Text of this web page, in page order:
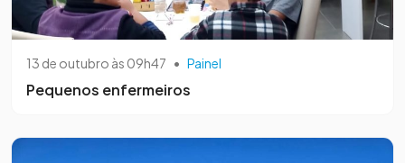
13 de outubro às 09h47 • Painel
Pequenos enfermeiros